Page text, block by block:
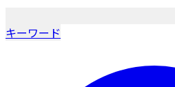
キーワード